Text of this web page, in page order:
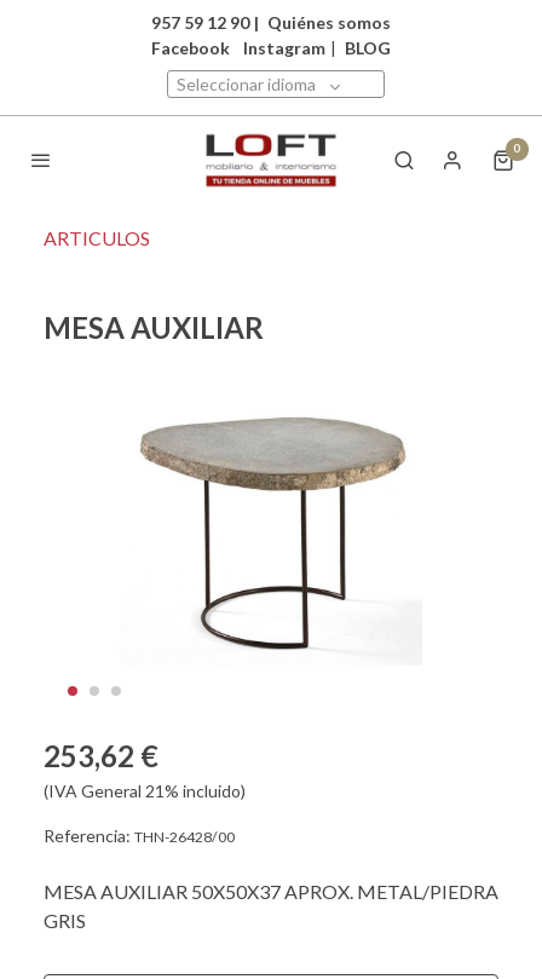
957 59 12 90 | Quiénes somos
Facebook
Instagram | BLOG
Seleccionar idioma
0
ARTICULOS
MESA AUXILIAR
253,62 €
(IVA General 21% incluido)
Referencia: THN-26428/00
MESA AUXILIAR 50X50X37 APROX. METAL/PIEDRA
GRIS